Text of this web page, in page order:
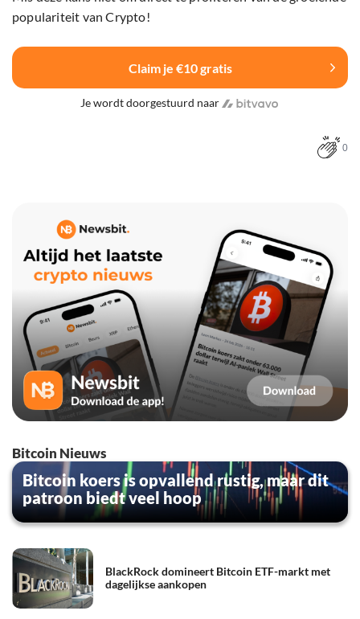
populariteit van Crypto!
Claim je €10 gratis
Je wordt doorgestuurd naar
0
Bitcoin Nieuws
Bitcoin koers is opvallend rustig, maar dit
patroon biedt veel hoop
BlackRock domineert Bitcoin ETF-markt met
dagelijkse aankopen